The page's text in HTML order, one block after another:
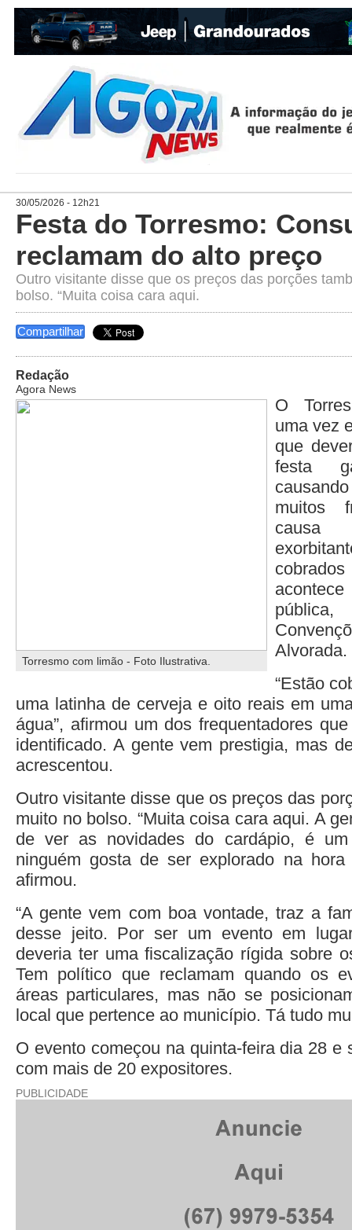
30/05/2026 - 12h21
Festa do Torresmo:
reclamam do alto preço
Outro visitante disse que os preços das porções
bolso. “Muita coisa cara aqui.
Compartilhar
Redação
Agora News
Torresmo com limão - Foto Ilustrativa.
O
uma vez
que
festa
muitos
Alvorada.
“Estão
uma latinha de cerveja e oito reais em
água”, afirmou um dos frequentadores
identificado. A gente vem prestigia, mas
acrescentou.
Outro visitante disse que os preços das
muito no bolso. “Muita coisa cara aqui. A
de ver as novidades do cardápio, é
ninguém gosta de ser explorado na
afirmou.
“A gente vem com boa vontade, traz a
desse jeito. Por ser um evento em
deveria ter uma fiscalização rígida sobre
Tem político que reclamam quando os
áreas particulares, mas não se
local que pertence ao município. Tá tudo
O evento começou na quinta-feira dia 28 e
com mais de 20 expositores.
PUBLICIDADE